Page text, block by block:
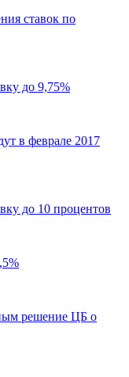
ставок по
до 9,75%
в феврале 2017
до 10 процентов
решение ЦБ о